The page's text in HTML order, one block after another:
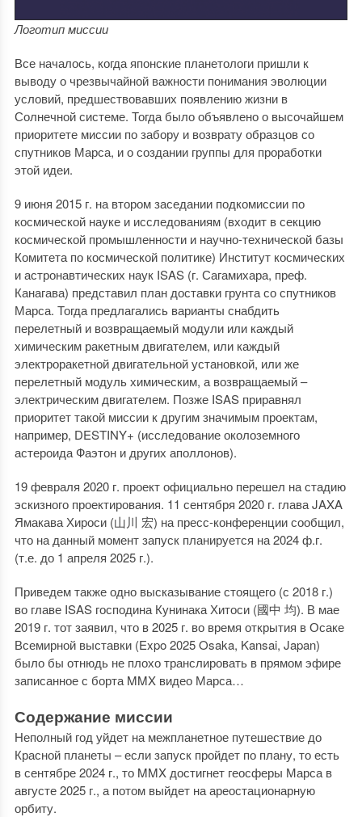
Логотип миссии
Все началось, когда японские планетологи пришли к
выводу о чрезвычайной важности понимания эволюции
условий, предшествовавших появлению жизни в
Солнечной системе. Тогда было объявлено о высочайшем
приоритете миссии по забору и возврату образцов со
спутников Марса, и о создании группы для проработки
этой идеи.
9 июня 2015 г. на втором заседании подкомиссии по
космической науке и исследованиям (входит в секцию
космической промышленности и научно-технической базы
Комитета по космической политике) Институт космических
и астронавтических наук ISAS (г. Сагамихара, преф.
Канагава) представил план доставки грунта со спутников
Марса. Тогда предлагались варианты снабдить
перелетный и возвращаемый модули или каждый
химическим ракетным двигателем, или каждый
электроракетной двигательной установкой, или же
перелетный модуль химическим, а возвращаемый –
электрическим двигателем. Позже ISAS приравнял
приоритет такой миссии к другим значимым проектам,
например, DESTINY+ (исследование околоземного
астероида Фаэтон и других аполлонов).
19 февраля 2020 г. проект официально перешел на стадию
эскизного проектирования. 11 сентября 2020 г. глава JAXA
Ямакава Хироси (山川 宏) на пресс-конференции сообщил,
что на данный момент запуск планируется на 2024 ф.г.
(т.е. до 1 апреля 2025 г.).
Приведем также одно высказывание стоящего (с 2018 г.)
во главе ISAS господина Кунинака Хитоси (國中 均). В мае
2019 г. тот заявил, что в 2025 г. во время открытия в Осаке
Всемирной выставки (Expo 2025 Osaka, Kansai, Japan)
было бы отнюдь не плохо транслировать в прямом эфире
записанное с борта MMX видео Марса…
Содержание миссии
Неполный год уйдет на межпланетное путешествие до
Красной планеты – если запуск пройдет по плану, то есть
в сентябре 2024 г., то MMX достигнет геосферы Марса в
августе 2025 г., а потом выйдет на ареостационарную
орбиту.